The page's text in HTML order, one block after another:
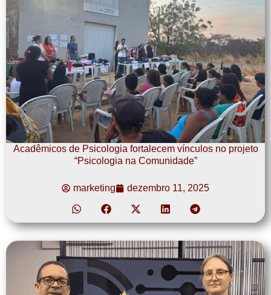
Acadêmicos de Psicologia fortalecem vínculos no projeto
“Psicologia na Comunidade”
marketing dezembro 11, 2025